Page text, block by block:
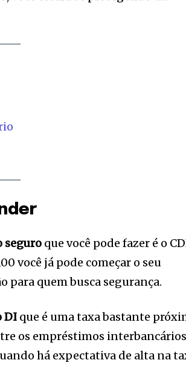
seguro que você pode fazer é o
você já pode começar o seu
para quem busca segurança.
DI que é uma taxa bastante
os empréstimos
há expectativa de alta na